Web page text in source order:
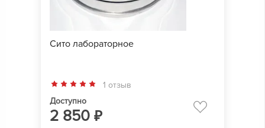
Сито лабораторное
1 отзыв
Доступно
2 850 ₽